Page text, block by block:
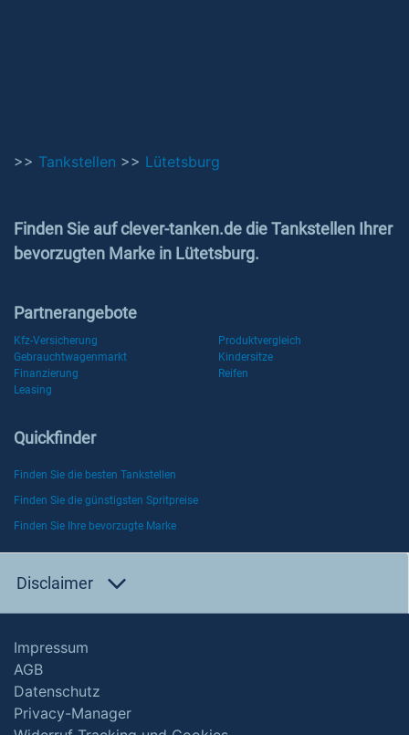
>> Tankstellen >> Lütetsburg
Finden Sie auf clever-tanken.de die Tankstellen Ihrer
bevorzugten Marke in Lütetsburg.
Partnerangebote
Kfz-Versicherung
Produktvergleich
Gebrauchtwagenmarkt
Kindersitze
Finanzierung
Reifen
Leasing
Quickfinder
Finden Sie die besten Tankstellen
Finden Sie die günstigsten Spritpreise
Finden Sie Ihre bevorzugte Marke
Disclaimer
Impressum
AGB
Datenschutz
Privacy-Manager